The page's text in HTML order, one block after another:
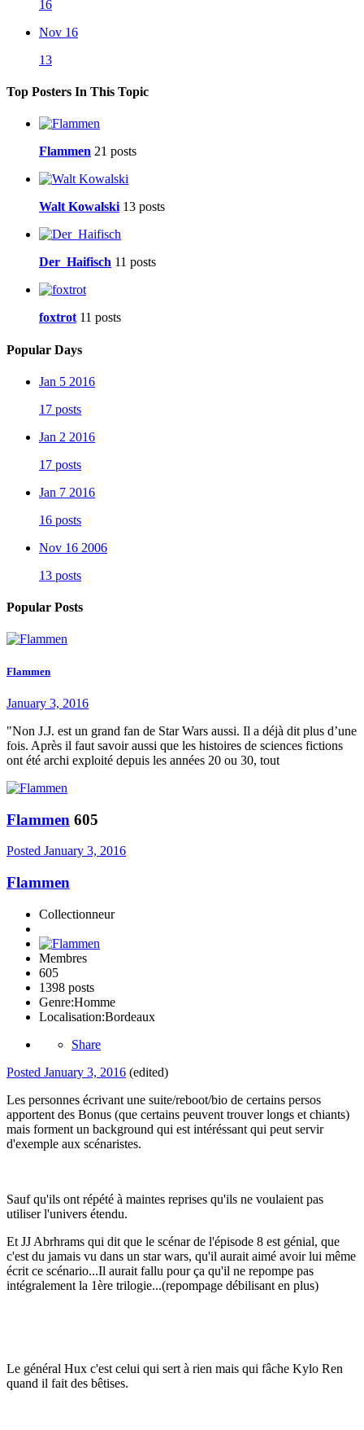
16
Nov 16
13
Top Posters In This Topic
Flammen 21 posts
Walt Kowalski 13 posts
Der_Haifisch 11 posts
foxtrot 11 posts
Popular Days
Jan 5 2016
17 posts
Jan 2 2016
17 posts
Jan 7 2016
16 posts
Nov 16 2006
13 posts
Popular Posts
Flammen
January 3, 2016
"Non J.J. est un grand fan de Star Wars aussi. Il a déjà dit plus d’une
fois. Après il faut savoir aussi que les histoires de sciences fictions
ont été archi exploité depuis les années 20 ou 30, tout
Flammen 605
Posted January 3, 2016
Flammen
Collectionneur
Membres
605
1398 posts
Genre:Homme
Localisation:Bordeaux
Share
Posted January 3, 2016 (edited)
Les personnes écrivant une suite/reboot/bio de certains persos
apportent des Bonus (que certains peuvent trouver longs et chiants)
mais forment un background qui est intéréssant qui peut servir
d'exemple aux scénaristes.
Sauf qu'ils ont répété à maintes reprises qu'ils ne voulaient pas
utiliser l'univers étendu.
Et JJ Abrhrams qui dit que le scénar de l'épisode 8 est génial, que
c'est du jamais vu dans un star wars, qu'il aurait aimé avoir lui même
écrit ce scénario...Il aurait fallu pour ça qu'il ne repompe pas
intégralement la 1ère trilogie...(repompage débilisant en plus)
Le général Hux c'est celui qui sert à rien mais qui fâche Kylo Ren
quand il fait des bêtises.